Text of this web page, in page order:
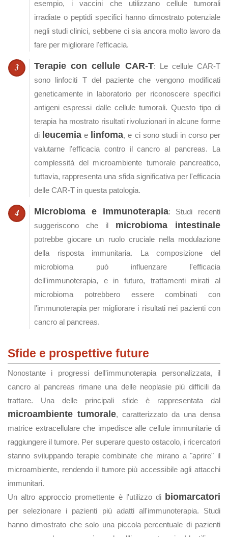
esempio, i vaccini che utilizzano cellule tumorali
irradiate o peptidi specifici hanno dimostrato potenziale
negli studi clinici, sebbene ci sia ancora molto lavoro da
fare per migliorare l'efficacia.
Terapie con cellule CAR-T: Le cellule CAR-T
sono linfociti T del paziente che vengono modificati
geneticamente in laboratorio per riconoscere specifici
antigeni espressi dalle cellule tumorali. Questo tipo di
terapia ha mostrato risultati rivoluzionari in alcune forme
di leucemia e linfoma, e ci sono studi in corso per
valutarne l'efficacia contro il cancro al pancreas. La
complessità del microambiente tumorale pancreatico,
tuttavia, rappresenta una sfida significativa per l'efficacia
delle CAR-T in questa patologia.
Microbioma e immunoterapia: Studi recenti
suggeriscono che il microbioma intestinale
potrebbe giocare un ruolo cruciale nella modulazione
della risposta immunitaria. La composizione del
microbioma può influenzare l'efficacia
dell'immunoterapia, e in futuro, trattamenti mirati al
microbioma potrebbero essere combinati con
l'immunoterapia per migliorare i risultati nei pazienti con
cancro al pancreas.
Sfide e prospettive future
Nonostante i progressi dell'immunoterapia personalizzata, il
cancro al pancreas rimane una delle neoplasie più difficili da
trattare. Una delle principali sfide è rappresentata dal
microambiente tumorale, caratterizzato da una densa
matrice extracellulare che impedisce alle cellule immunitarie di
raggiungere il tumore. Per superare questo ostacolo, i ricercatori
stanno sviluppando terapie combinate che mirano a "aprire" il
microambiente, rendendo il tumore più accessibile agli attacchi
immunitari.
Un altro approccio promettente è l'utilizzo di biomarcatori
per selezionare i pazienti più adatti all'immunoterapia. Studi
hanno dimostrato che solo una piccola percentuale di pazienti